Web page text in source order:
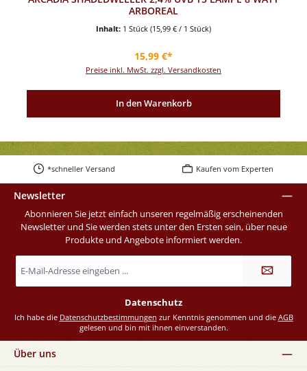
ARBOREAL
Inhalt: 1 Stück (15,99 € / 1 Stück)
Regulärer Preis:
15,99 €*
Preise inkl. MwSt. zzgl. Versandkosten
In den Warenkorb
*schneller Versand Kaufen vom Experten
Newsletter
Abonnieren Sie jetzt einfach unseren regelmäßig erscheinenden
Newsletter und Sie werden stets unter den Ersten sein, über neue
Produkte und Angebote informiert werden.
Mail-
Datenschutz
Ich habe die Datenschutzbestimmungen zur Kenntnis genommen und die AGB
gelesen und bin mit ihnen einverstanden.
Über uns